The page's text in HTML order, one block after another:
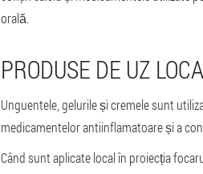
orală.
PRODUSE DE UZ
Unguentele, gelurile și cremele sunt
medicamentelor antiinflamatoare și a
Când sunt aplicate local în proiecția